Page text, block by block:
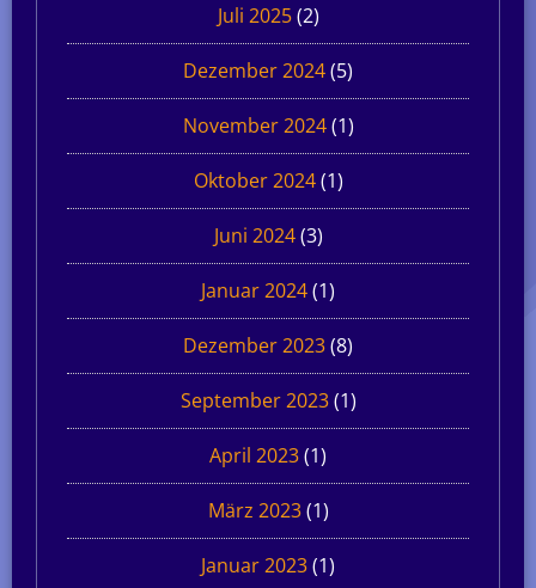
Juli 2025(2)
Dezember 2024(5)
November 2024(1)
Oktober 2024(1)
Juni 2024(3)
Januar 2024(1)
Dezember 2023(8)
September 2023(1)
April 2023(1)
März 2023(1)
Januar 2023(1)